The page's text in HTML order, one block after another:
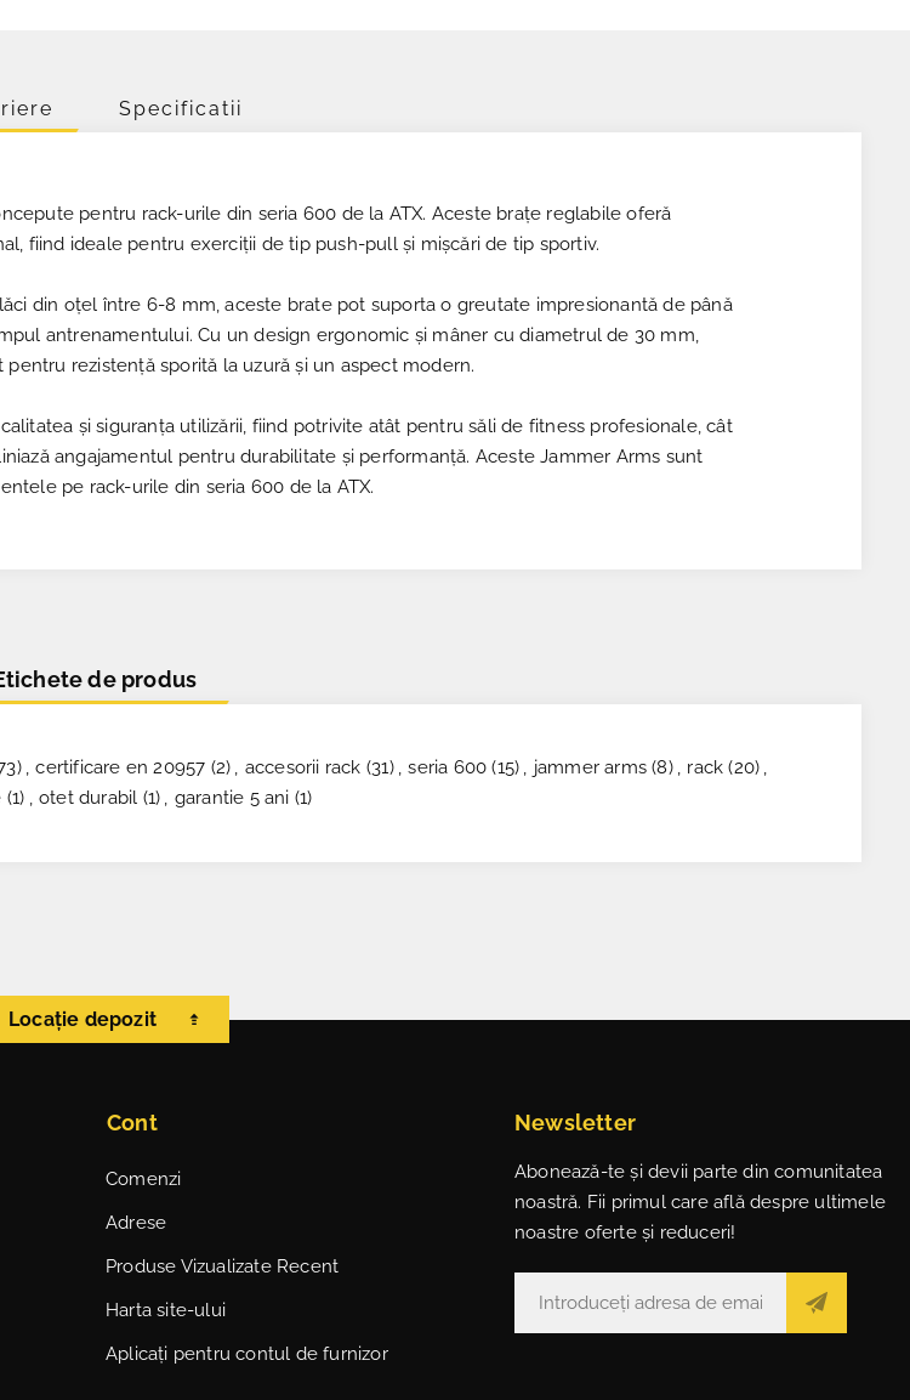
Specificatii
pentru rack-urile din seria 600 de la ATX. Aceste brațe reglabile oferă
fiind ideale pentru exerciții de tip push-pull și mișcări de tip sportiv.
din oțel între 6-8 mm, aceste brate pot suporta o greutate impresionantă de până
antrenamentului. Cu un design ergonomic și mâner cu diametrul de 30 mm,
rezistență sporită la uzură și un aspect modern.
și siguranța utilizării, fiind potrivite atât pentru săli de fitness profesionale, cât
angajamentul pentru durabilitate și performanță. Aceste Jammer Arms sunt
pe rack-urile din seria 600 de la ATX.
de produs
, certificare en 20957 (2) , accesorii rack (31) , seria 600 (15) , jammer arms (8) , rack (20) ,
(1) , otet durabil (1) , garantie 5 ani (1)
Locație depozit
Cont
Comenzi
Adrese
Produse Vizualizate Recent
Harta site-ului
Aplicați pentru contul de furnizor
Newsletter
Abonează-te și devii parte din comunitatea
noastră. Fii primul care află despre ultimele
noastre oferte și reduceri!